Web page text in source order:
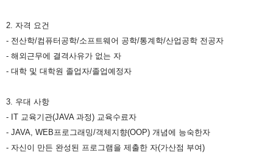
2. 자격 요건
- 전산학/컴퓨터공학/소프트웨어 공학/통계학/산업공학 전공자
- 해외근무에 결격사유가 없는 자
- 대학 및 대학원 졸업자/졸업예정자
3. 우대 사항
- IT 교육기관(JAVA 과정) 교육수료자
- JAVA, WEB프로그래밍/객체지향(OOP) 개념에 능숙한자
- 자신이 만든 완성된 프로그램을 제출한 자(가산점 부여)